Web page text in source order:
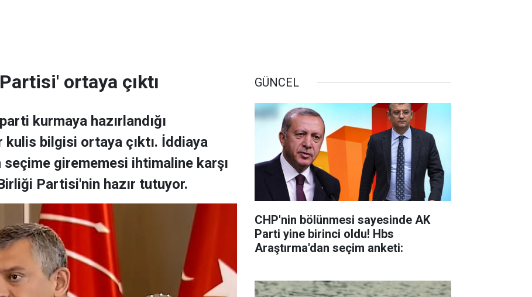
ortaya çıktı
kurmaya hazırlandığı
bilgisi ortaya çıktı. İddiaya
girememesi ihtimaline karşı
Partisi'nin hazır tutuyor.
GÜNCEL
CHP'nin bölünmesi sayesinde AK
Parti yine birinci oldu! Hbs
Araştırma'dan seçim anketi: